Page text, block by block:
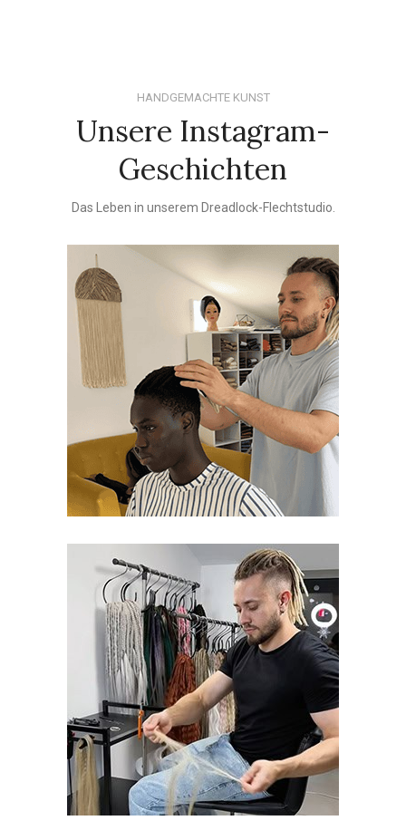
HANDGEMACHTE KUNST
Unsere Instagram-
Geschichten
Das Leben in unserem Dreadlock-Flechtstudio.